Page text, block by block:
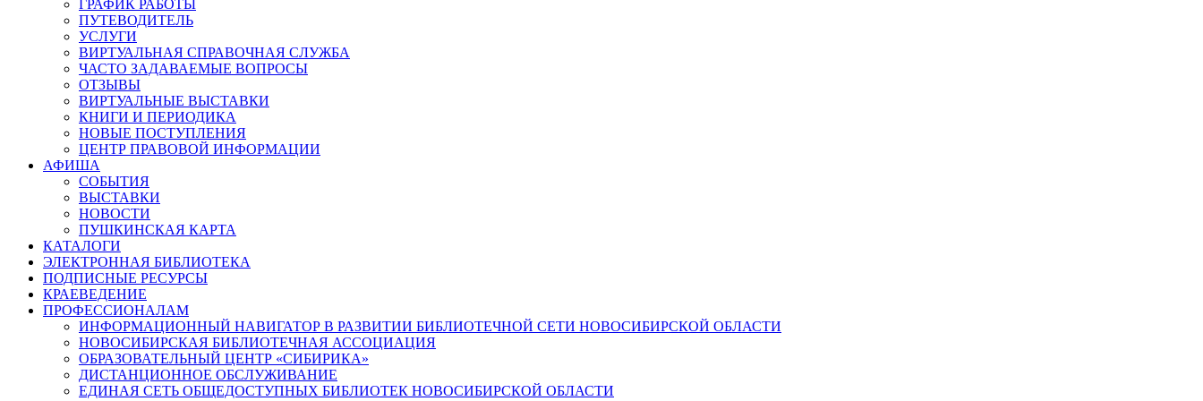
ГРАФИК РАБОТЫ
ПУТЕВОДИТЕЛЬ
УСЛУГИ
ВИРТУАЛЬНАЯ СПРАВОЧНАЯ СЛУЖБА
ЧАСТО ЗАДАВАЕМЫЕ ВОПРОСЫ
ОТЗЫВЫ
ВИРТУАЛЬНЫЕ ВЫСТАВКИ
КНИГИ И ПЕРИОДИКА
НОВЫЕ ПОСТУПЛЕНИЯ
ЦЕНТР ПРАВОВОЙ ИНФОРМАЦИИ
АФИША
СОБЫТИЯ
ВЫСТАВКИ
НОВОСТИ
ПУШКИНСКАЯ КАРТА
КАТАЛОГИ
ЭЛЕКТРОННАЯ БИБЛИОТЕКА
ПОДПИСНЫЕ РЕСУРСЫ
КРАЕВЕДЕНИЕ
ПРОФЕССИОНАЛАМ
ИНФОРМАЦИОННЫЙ НАВИГАТОР В РАЗВИТИИ БИБЛИОТЕЧНОЙ СЕТИ НОВОСИБИРСКОЙ ОБЛАСТИ
НОВОСИБИРСКАЯ БИБЛИОТЕЧНАЯ АССОЦИАЦИЯ
ОБРАЗОВАТЕЛЬНЫЙ ЦЕНТР «СИБИРИКА»
ДИСТАНЦИОННОЕ ОБСЛУЖИВАНИЕ
ЕДИНАЯ СЕТЬ ОБЩЕДОСТУПНЫХ БИБЛИОТЕК НОВОСИБИРСКОЙ ОБЛАСТИ